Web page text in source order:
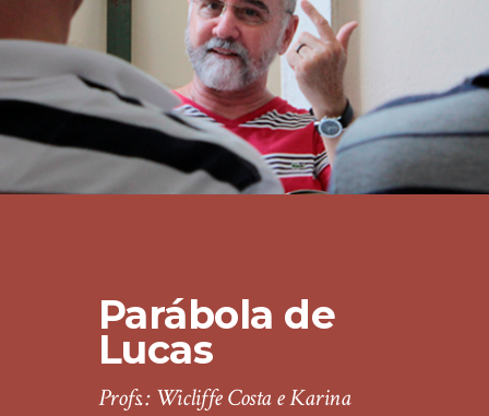
Parábola de
Lucas
Profs.: Wicliffe Costa e Karina